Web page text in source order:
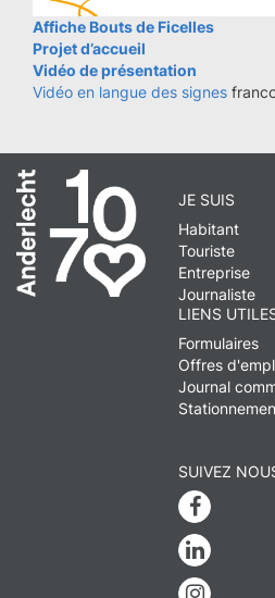
Affiche Bouts de Ficelles
Projet d’accueil
Vidéo de présentation
Vidéo en langue des signes
JE SUIS
Habitant
Touriste
Entreprise
Journaliste
LIENS
Formulaires
Offres
Journal
SUIVEZ